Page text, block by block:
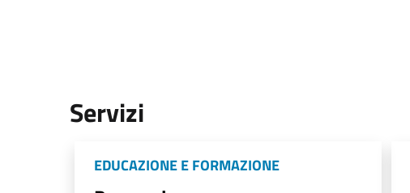
Servizi
EDUCAZIONE E FORMAZIONE